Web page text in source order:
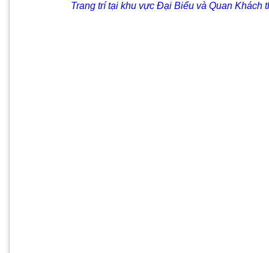
Trang trí tại khu vực Đại Biểu và Quan Khách